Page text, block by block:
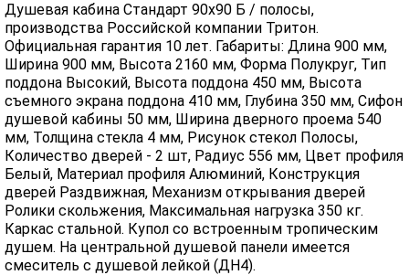
Душевая кабина Стандарт 90x90 Б / полосы,
производства Российской компании Тритон.
Официальная гарантия 10 лет. Габариты: Длина 900 мм,
Ширина 900 мм, Высота 2160 мм, Форма Полукруг, Тип
поддона Высокий, Высота поддона 450 мм, Высота
съемного экрана поддона 410 мм, Глубина 350 мм, Сифон
душевой кабины 50 мм, Ширина дверного проема 540
мм, Толщина стекла 4 мм, Рисунок стекол Полосы,
Количество дверей - 2 шт, Радиус 556 мм, Цвет профиля
Белый, Материал профиля Алюминий, Конструкция
дверей Раздвижная, Механизм открывания дверей
Ролики скольжения, Максимальная нагрузка 350 кг.
Каркас стальной. Купол со встроенным тропическим
душем. На центральной душевой панели имеется
смеситель с душевой лейкой (ДН4).